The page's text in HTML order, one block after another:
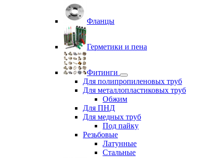
Фланцы
Герметики и пена
Фитинги
Для полипропиленовых труб
Для металлопластиковых труб
Обжим
Для ПНД
Для медных труб
Под пайку
Резьбовые
Латунные
Cтальные